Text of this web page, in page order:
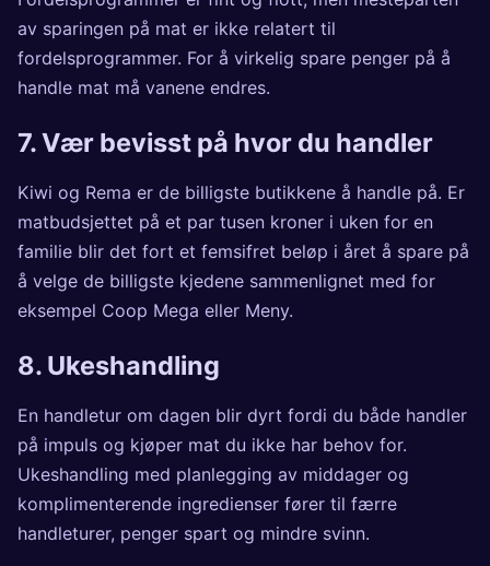
av sparingen på mat er ikke relatert til
fordelsprogrammer. For å virkelig spare penger på å
handle mat må vanene endres.
7. Vær bevisst på hvor du handler
Kiwi og Rema er de billigste butikkene å handle på. Er
matbudsjettet på et par tusen kroner i uken for en
familie blir det fort et femsifret beløp i året å spare på
å velge de billigste kjedene sammenlignet med for
eksempel Coop Mega eller Meny.
8. Ukeshandling
En handletur om dagen blir dyrt fordi du både handler
på impuls og kjøper mat du ikke har behov for.
Ukeshandling med planlegging av middager og
komplimenterende ingredienser fører til færre
handleturer, penger spart og mindre svinn.